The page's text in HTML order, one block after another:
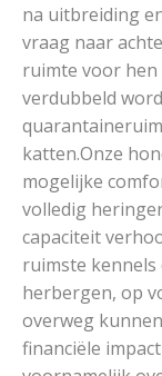
na uitbreiding
vraag naar
ruimte voor hen
verdubbeld
katten.Onze
mogelijke
volledig
capaciteit
ruimste
herbergen, op
overweg
financiële